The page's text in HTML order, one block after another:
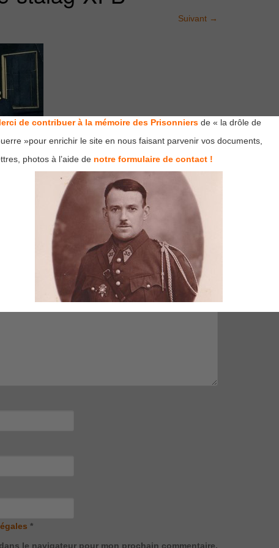
Suivant →
obligatoires sont indiqués avec
*
le navigateur pour mon prochain commentaire.
de contribuer à la mémoire des Prisonniers de « la drôle de
»pour enrichir le site en nous faisant parvenir vos documents,
photos à l’aide de notre formulaire de contact !